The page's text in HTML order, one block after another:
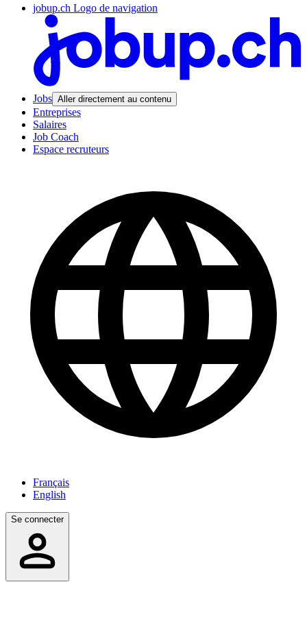
jobup.ch Logo de navigation
Jobs Aller directement au contenu
Entreprises
Salaires
Job Coach
Espace recruteurs
Français
English
Se connecter